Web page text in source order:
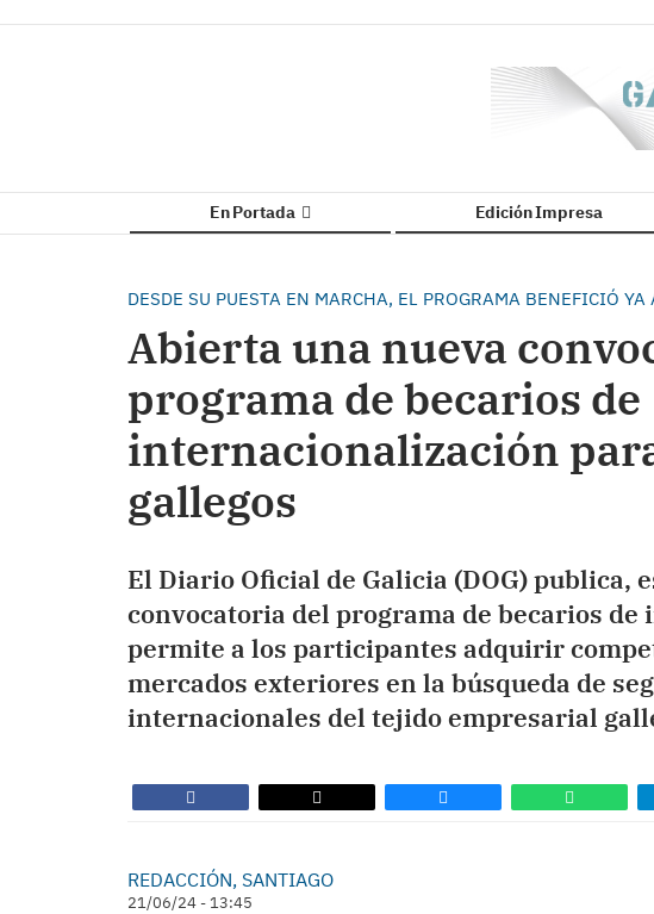
En Portada Edición Impresa
DESDE SU PUESTA EN MARCHA, EL PROGRAMA BENEFICIÓ
Abierta una nueva
programa de becarios de
internacionalización
gallegos
El Diario Oficial de Galicia (DOG) publica,
convocatoria del programa de becarios
permite a los participantes adquirir
mercados exteriores en la búsqueda de
internacionales del tejido empresarial
REDACCIÓN, SANTIAGO
21/06/24 - 13:45